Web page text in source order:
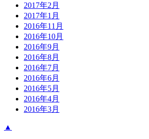
2017年2月
2017年1月
2016年11月
2016年10月
2016年9月
2016年8月
2016年7月
2016年6月
2016年5月
2016年4月
2016年3月
▲